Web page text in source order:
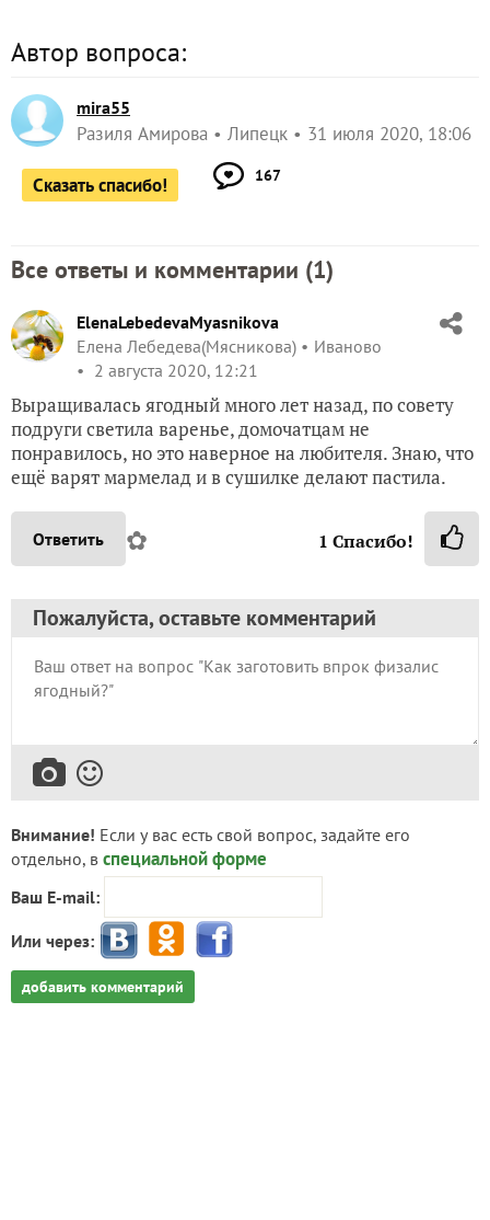
Автор вопроса:
mira55
Разиля Амирова Липецк 31 июля 2020, 18:06
Сказать спасибо! 167
Все ответы и комментарии (1)
ElenaLebedevaMyasnikova
Елена Лебедева(Мясникова)
Иваново
2 августа 2020, 12:21
Выращивалась ягодный много лет назад, по совету
подруги светила варенье, домочатцам не
понравилось, но это наверное на любителя. Знаю, что
ещё варят мармелад и в сушилке делают пастила.
Ответить ✿ 1 Спасибо!
Пожалуйста, оставьте комментарий
Внимание! Если у вас есть свой вопрос, задайте его
отдельно, в специальной форме
Ваш E-mail:
Или через:
добавить комментарий